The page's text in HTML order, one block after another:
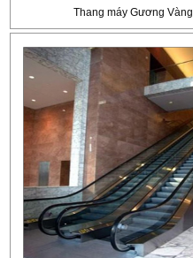
Thang máy Gương Vàng